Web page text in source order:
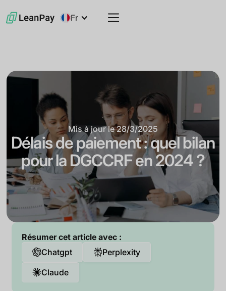
Fr
Mis à jour le 28/3/2025
Délais de paiement : quel bilan
pour la DGCCRF en 2024 ?
Résumer cet article avec :
Chatgpt
Perplexity
Claude